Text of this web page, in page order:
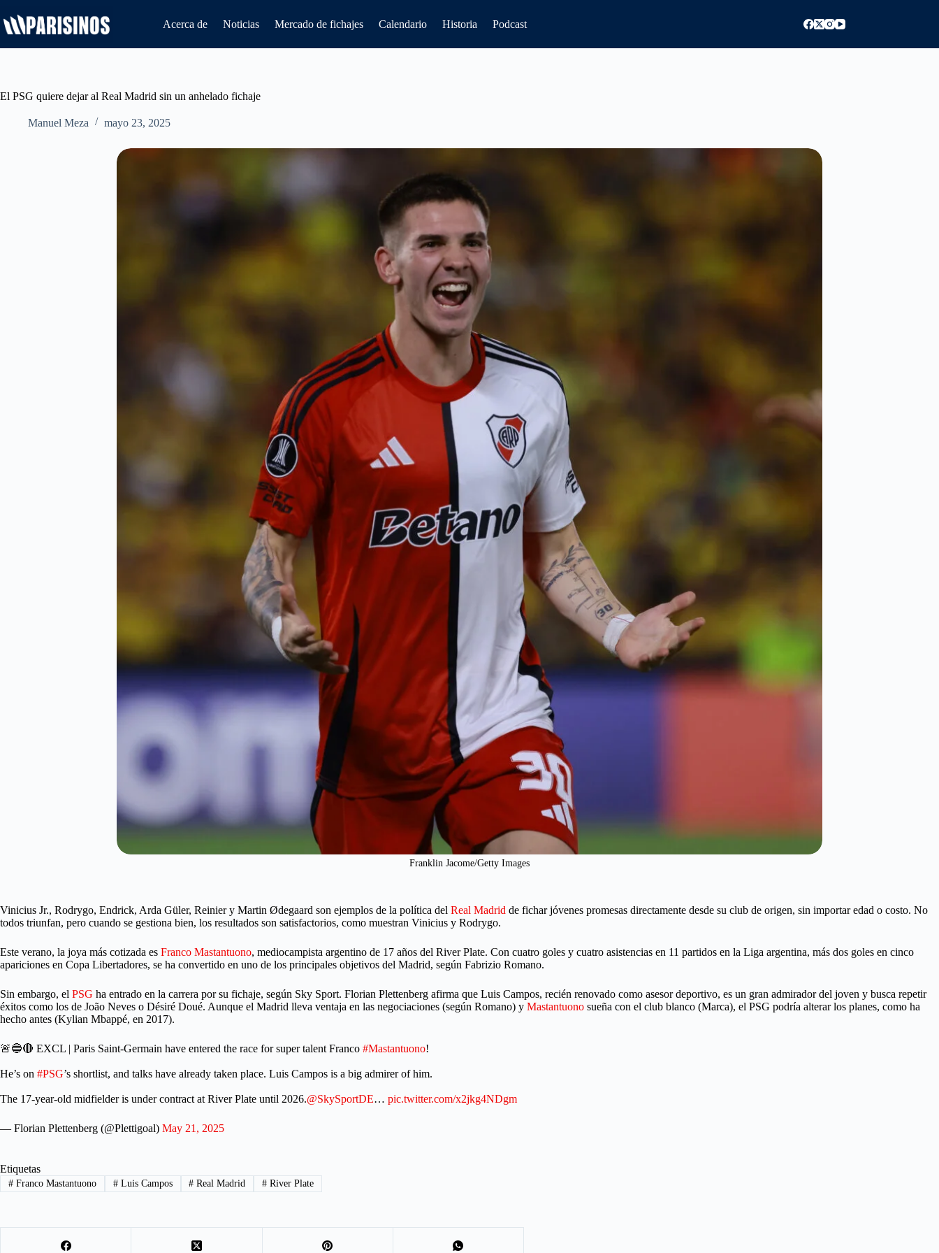
al
contenido
Acerca de Noticias Mercado de fichajes Calendario Historia Podcast
El PSG quiere dejar al Real Madrid sin un anhelado fichaje
Manuel Meza mayo 23, 2025
Franklin Jacome/Getty Images
Vinicius Jr., Rodrygo, Endrick, Arda Güler, Reinier y Martin Ødegaard son ejemplos de la política del Real Madrid de fichar jóvenes promesas directamente desde su club de origen, sin importar edad o costo. No
todos triunfan, pero cuando se gestiona bien, los resultados son satisfactorios, como muestran Vinicius y Rodrygo.
Este verano, la joya más cotizada es Franco Mastantuono, mediocampista argentino de 17 años del River Plate. Con cuatro goles y cuatro asistencias en 11 partidos en la Liga argentina, más dos goles en cinco
apariciones en Copa Libertadores, se ha convertido en uno de los principales objetivos del Madrid, según Fabrizio Romano.
Sin embargo, el PSG ha entrado en la carrera por su fichaje, según Sky Sport. Florian Plettenberg afirma que Luis Campos, recién renovado como asesor deportivo, es un gran admirador del joven y busca repetir
éxitos como los de João Neves o Désiré Doué. Aunque el Madrid lleva ventaja en las negociaciones (según Romano) y Mastantuono sueña con el club blanco (Marca), el PSG podría alterar los planes, como ha
hecho antes (Kylian Mbappé, en 2017).
🚨🔵🔴 EXCL | Paris Saint-Germain have entered the race for super talent Franco #Mastantuono!
He’s on #PSG’s shortlist, and talks have already taken place. Luis Campos is a big admirer of him.
The 17-year-old midfielder is under contract at River Plate until 2026.@SkySportDE… pic.twitter.com/x2jkg4NDgm
— Florian Plettenberg (@Plettigoal) May 21, 2025
Etiquetas
#Franco Mastantuono #Luis Campos # Real Madrid # River Plate